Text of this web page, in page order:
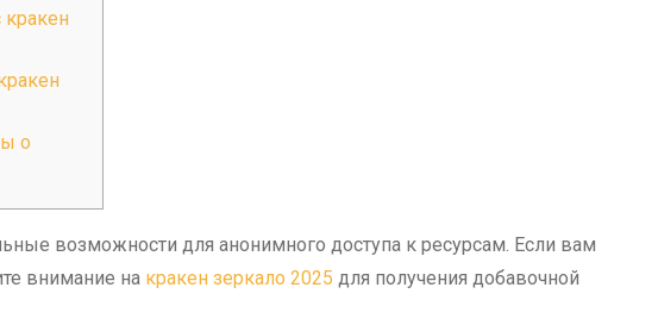
кракен
о
возможности для анонимного доступа к ресурсам. Если вам
внимание на кракен зеркало 2025 для получения добавочной